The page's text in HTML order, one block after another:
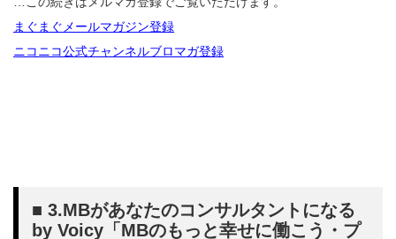
まぐまぐメールマガジン登録
ニコニコ公式チャンネルブロマガ登録
■ 3.MBがあなたのコンサルタントになる
by Voicy「MBのもっと幸せに働こう・プ